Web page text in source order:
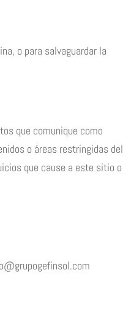
o para salvaguardar la
que comunique como
o áreas restringidas del
que cause a este sitio o